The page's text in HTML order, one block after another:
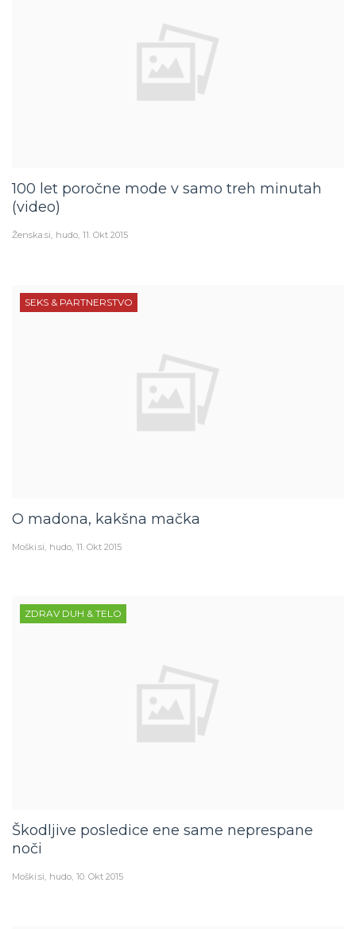
100 let poročne mode v samo treh minutah
(video)
Ženska.si hudo 11. Okt 2015
SEKS & PARTNERSTVO
O madona, kakšna mačka
Moški.si hudo 11. Okt 2015
ZDRAV DUH & TELO
Škodljive posledice ene same neprespane
noči
Moški.si hudo 10. Okt 2015